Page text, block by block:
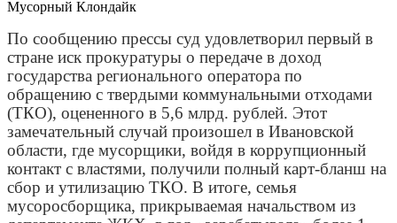
Мусорный Клондайк
По сообщению прессы суд удовлетворил первый в
стране иск прокуратуры о передаче в доход
государства регионального оператора по
обращению с твердыми коммунальными отходами
(ТКО), оцененного в 5,6 млрд. рублей. Этот
замечательный случай произошел в Ивановской
области, где мусорщики, войдя в коррупционный
контакт с властями, получили полный карт-бланш на
сбор и утилизацию ТКО. В итоге, семья
мусоросборщика, прикрываемая начальством из